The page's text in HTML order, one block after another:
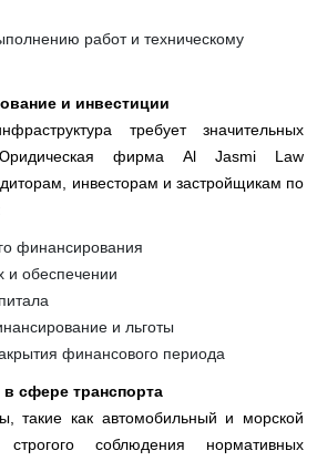
работ и техническому
и инвестиции
требует значительных
Юридическая фирма Al Jasmi Law
инвесторам и застройщикам по
финансирования
и ​​обеспечении
и льготы
финансового периода
сфере транспорта
такие как автомобильный и морской
строгого соблюдения нормативных